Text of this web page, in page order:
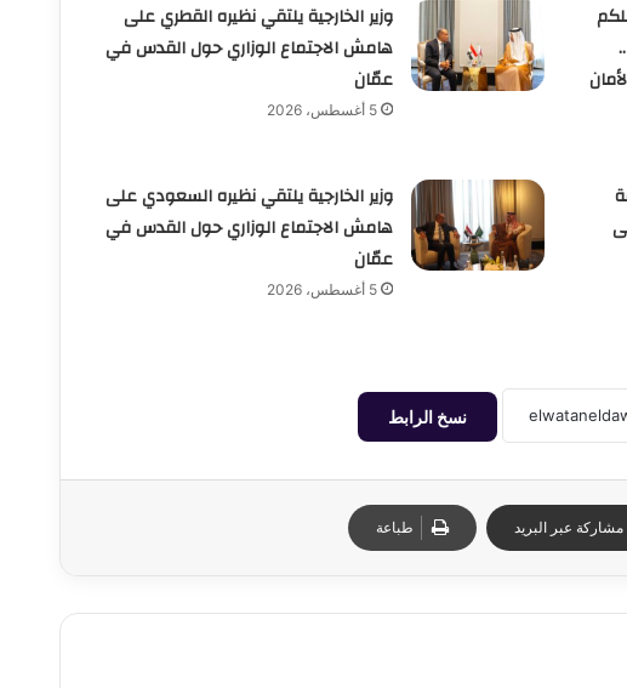
وزير الخارجية يلتقي نظيره القطري على
هامش الاجتماع الوزاري حول القدس في
عمّان
5 أغسطس، 2026
وزير الخارجية يلتقي نظيره السعودي على
هامش الاجتماع الوزاري حول القدس في
عمّان
5 أغسطس، 2026
نسخ الرابط
مشاركة عبر البريد طباعة